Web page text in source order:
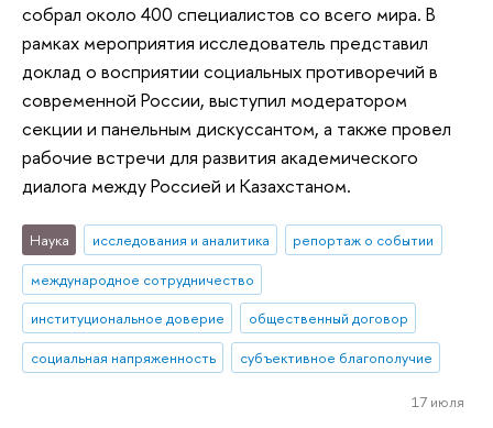
собрал около 400 специалистов со всего мира. В
рамках мероприятия исследователь представил
доклад о восприятии социальных противоречий в
современной России, выступил модератором
секции и панельным дискуссантом, а также провел
рабочие встречи для развития академического
диалога между Россией и Казахстаном.
Наука исследования и аналитика
репортаж о событии
международное сотрудничество
институциональное доверие
общественный договор
социальная напряженность
субъективное благополучие
17 июля